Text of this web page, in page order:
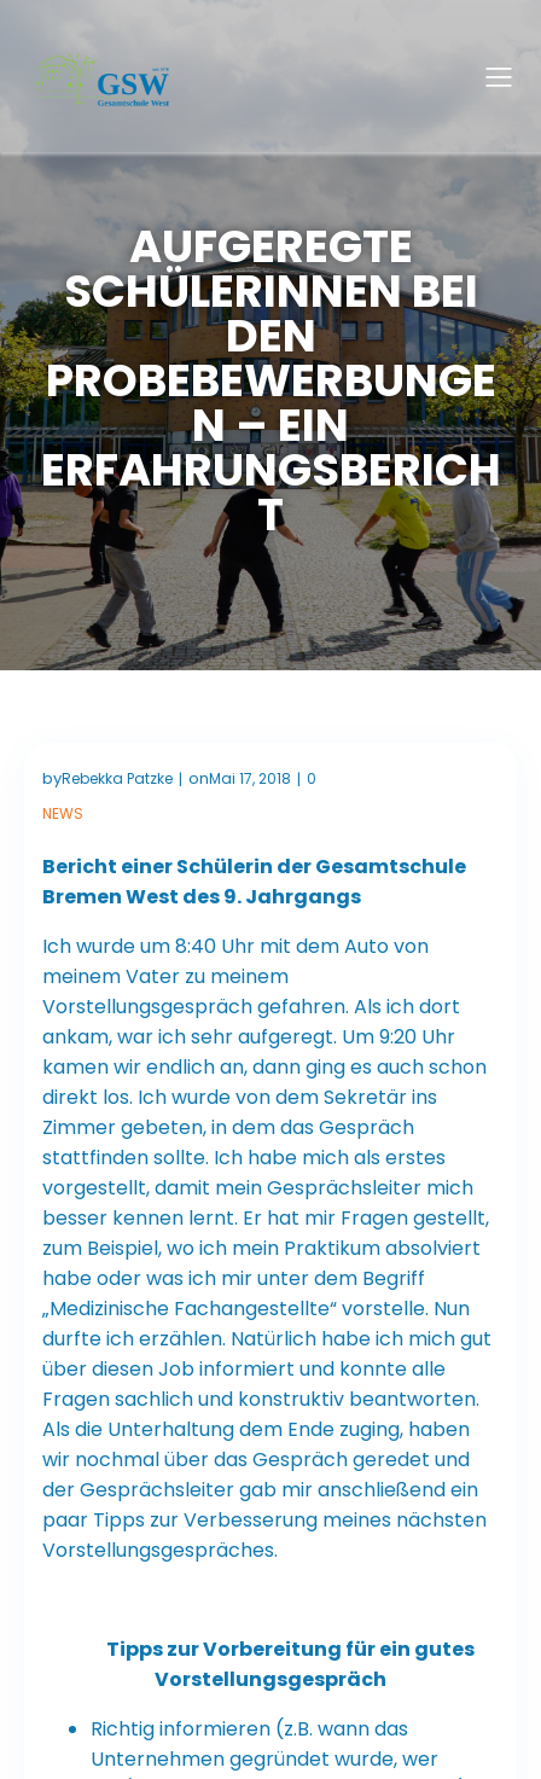
AUFGEREGTE
SCHÜLERINNEN BEI
DEN
PROBEBEWERBUNGE
N – EIN
ERFAHRUNGSBERICH
T
byRebekka Patzke | onMai 17, 2018 | 0
NEWS
Bericht einer Schülerin der Gesamtschule
Bremen West des 9. Jahrgangs
Ich wurde um 8:40 Uhr mit dem Auto von
meinem Vater zu meinem
Vorstellungsgespräch gefahren. Als ich dort
ankam, war ich sehr aufgeregt. Um 9:20 Uhr
kamen wir endlich an, dann ging es auch schon
direkt los. Ich wurde von dem Sekretär ins
Zimmer gebeten, in dem das Gespräch
stattfinden sollte. Ich habe mich als erstes
vorgestellt, damit mein Gesprächsleiter mich
besser kennen lernt. Er hat mir Fragen gestellt,
zum Beispiel, wo ich mein Praktikum absolviert
habe oder was ich mir unter dem Begriff
„Medizinische Fachangestellte“ vorstelle. Nun
durfte ich erzählen. Natürlich habe ich mich gut
über diesen Job informiert und konnte alle
Fragen sachlich und konstruktiv beantworten.
Als die Unterhaltung dem Ende zuging, haben
wir nochmal über das Gespräch geredet und
der Gesprächsleiter gab mir anschließend ein
paar Tipps zur Verbesserung meines nächsten
Vorstellungsgespräches.
Tipps zur Vorbereitung für ein gutes
Vorstellungsgespräch
Richtig informieren (z.B. wann das
Unternehmen gegründet wurde, wer